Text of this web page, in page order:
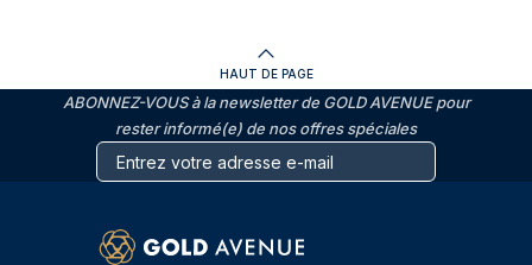
HAUT DE PAGE
ABONNEZ-VOUS à la newsletter de GOLD AVENUE pour
rester informé(e) de nos offres spéciales